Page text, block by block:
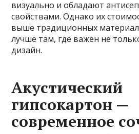
визуально и обладают
свойствами. Однако их
выше традиционных
лучше там, где важен не
дизайн.
Акустический
гипсокартон —
современное